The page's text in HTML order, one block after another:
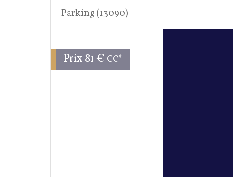
Parking (13090)
Prix81 € CC*